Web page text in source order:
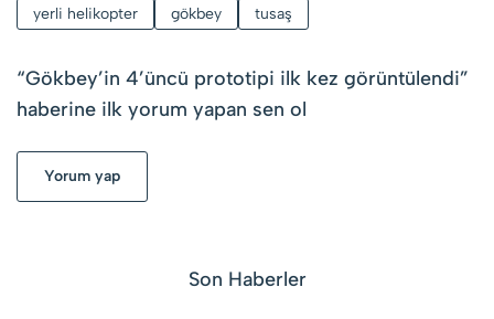
yerli helikopter gökbey tusaş
“Gökbey’in 4’üncü prototipi ilk kez görüntülendi”
haberine ilk yorum yapan sen ol
Yorum yap
Son Haberler